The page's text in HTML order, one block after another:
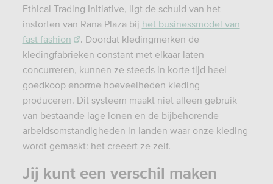
Ethical Trading Initiative, ligt de schuld van het
instorten van Rana Plaza bij het businessmodel van
fast fashion
. Doordat kledingmerken de
kledingfabrieken constant met elkaar laten
concurreren, kunnen ze steeds in korte tijd heel
goedkoop enorme hoeveelheden kleding
produceren. Dit systeem maakt niet alleen gebruik
van bestaande lage lonen en de bijbehorende
arbeidsomstandigheden in landen waar onze kleding
wordt gemaakt: het creëert ze zelf.
Jij kunt een verschil maken